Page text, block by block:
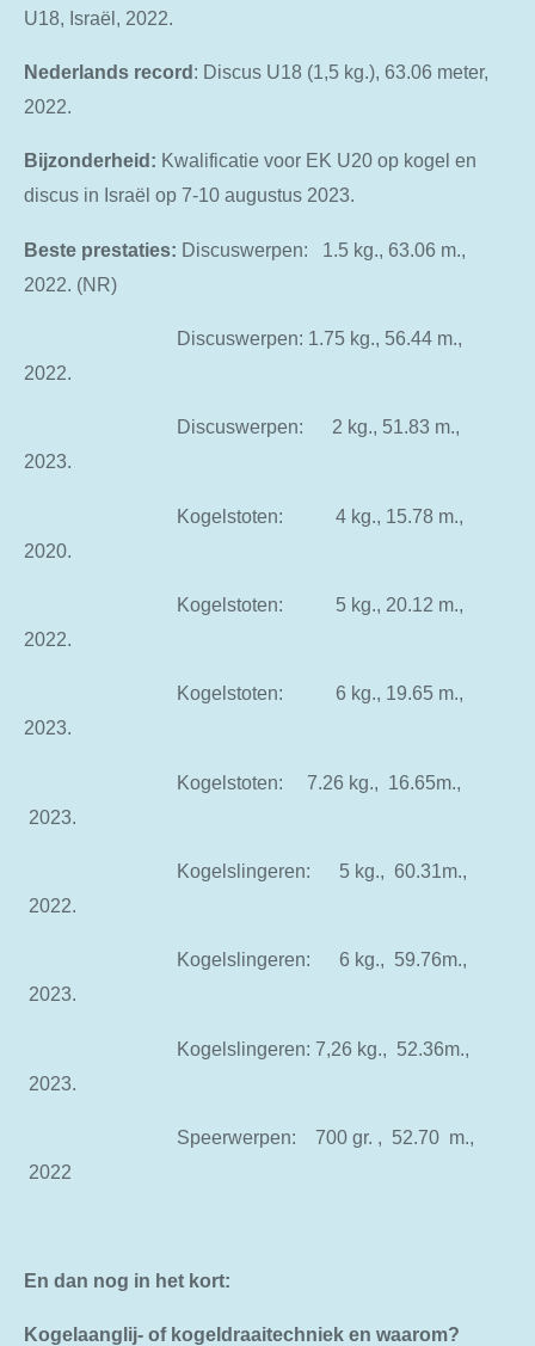
U18, Israël, 2022.
Nederlands record: Discus U18 (1,5 kg.), 63.06 meter,
2022.
Bijzonderheid: Kwalificatie voor EK U20 op kogel en
discus in Israël op 7-10 augustus 2023.
Beste prestaties: Discuswerpen: 1.5 kg., 63.06 m.,
2022. (NR)
Discuswerpen: 1.75 kg., 56.44 m.,
2022.
Discuswerpen: 2 kg., 51.83 m.,
2023.
Kogelstoten: 4 kg., 15.78 m.,
2020.
Kogelstoten: 5 kg., 20.12 m.,
2022.
Kogelstoten: 6 kg., 19.65 m.,
2023.
Kogelstoten: 7.26 kg., 16.65m.,
2023.
Kogelslingeren: 5 kg., 60.31m.,
2022.
Kogelslingeren: 6 kg., 59.76m.,
2023.
Kogelslingeren: 7,26 kg., 52.36m.,
2023.
Speerwerpen: 700 gr. , 52.70 m.,
2022
En dan nog in het kort:
Kogelaanglij- of kogeldraaitechniek en waarom?